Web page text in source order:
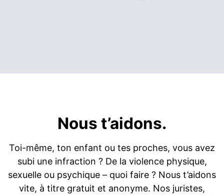
Nous t’aidons.
Toi-même, ton enfant ou tes proches, vous avez
subi une infraction ? De la violence physique,
sexuelle ou psychique – quoi faire ? Nous t’aidons
vite, à titre gratuit et anonyme. Nos juristes,